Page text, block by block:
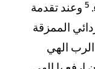
5 وعند تقدمة
الممزقة
الهي